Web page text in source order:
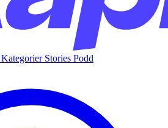
Kategorier Stories Podd